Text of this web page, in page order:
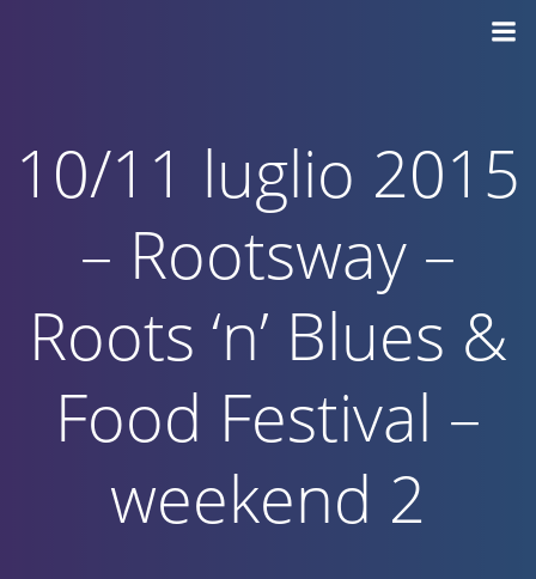
10/11 luglio 2015
– Rootsway –
Roots ‘n’ Blues &
Food Festival –
weekend 2